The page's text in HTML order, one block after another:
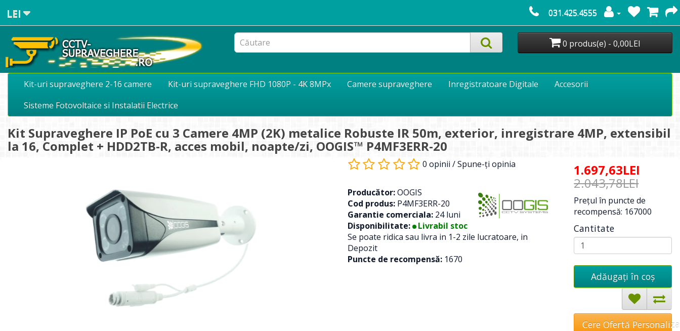
LEI 031.425.4555
0 produs(e) - 0,00LEI
Kit-uri supraveghere 2-16 camere Kit-uri supraveghere FHD 1080P - 4K 8MPx Camere supraveghere Inregistratoare Digitale
Accesorii
Sisteme Fotovoltaice si Instalatii Electrice
Kit Supraveghere IP PoE cu 3 Camere 4MP (2K) metalice Robuste IR 50m, exterior, inregistrare 4MP, extensibil
la 16, Complet + HDD2TB-R, acces mobil, noapte/zi, OOGIS™ P4MF3ERR-20
0 opinii /Spune-ţi opinia
Producător:OOGIS
Cod produs: P4MF3ERR-20
Garantie comerciala: 24 luni
Disponibilitate:
Livrabil stoc
Se poate ridica sau livra in 1-2 zile lucratoare, in
Depozit
Puncte de recompensă: 1670
1.697,63LEI
2.043,78LEI
Preţul în puncte de
recompensă: 167000
Cantitate
Adăugați în coş
Cere Ofertă